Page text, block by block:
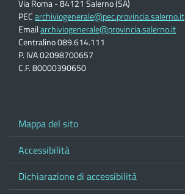
Via Roma - 84121 Salerno (SA)
PECarchiviogenerale@pec.provincia.salerno.it
Emailarchiviogenerale@provincia.salerno.it
Centralino 089.614.111
P. IVA 02098700657
C.F. 80000390650
Mappa del sito
Accessibilità
Dichiarazione di accessibilità